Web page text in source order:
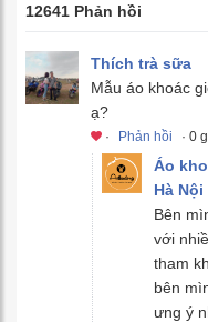
12641 Phản hồi
Thích trà sữa
Mẫu áo khoác
ạ?
· Phản hồi · 0
Áo
Hà Nội
Bên
với
tham
bên
ưng ý